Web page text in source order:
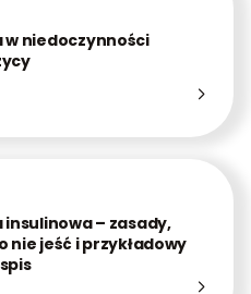
w niedoczynności
insulinowa – zasady,
nie jeść i przykładowy